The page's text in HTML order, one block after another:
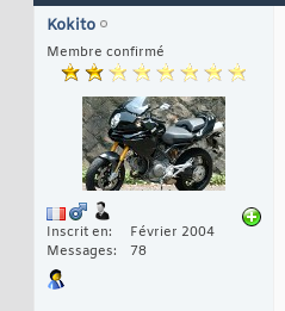
Kokito
Membre confirmé
Inscrit en
Février 2004
Messages
78